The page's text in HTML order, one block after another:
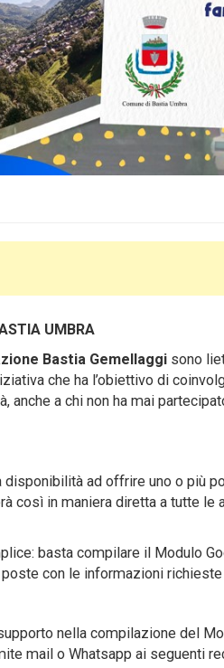
UMBRA
Bastia Gemellaggi sono
che ha l’obiettivo di
anche a chi non ha mai
disponibilità ad offrire uno o più
così in maniera diretta a tutte
basta compilare il Modulo
con le informazioni
nella compilazione del
mail o Whatsapp ai seguenti